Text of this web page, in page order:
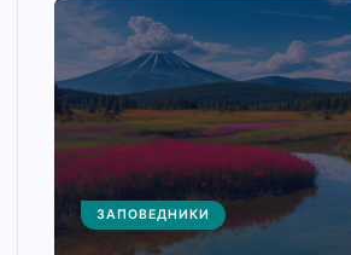
ЗАПОВЕДНИКИ